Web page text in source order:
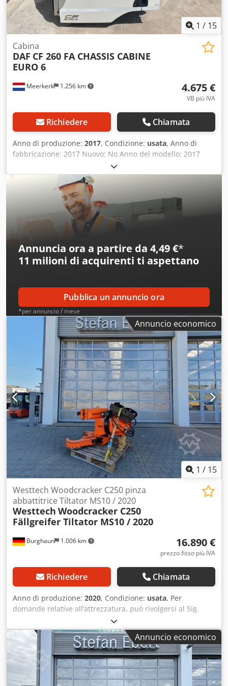
1 / 15
Meerkerk 1.256 km
Cabina
DAF CF 260 FA CHASSIS CABINE
EURO 6
4.675 €
VB più IVA
Richiedere Chiamata
Anno di produzione: 2017, Condizione: usata, Anno di
fabbricazione: 2017 Nuovo: No Anno del modello: 2017
Colore: Bianco Adatto per: DAF Dkjdjzr Ixpepfx Ai Hsr
Codice modello: 0G146736 Numero di serie: 0G146736
Annuncia ora a partire da 4,49 €*
11 milioni di acquirenti ti aspettano
Pubblica un annuncio ora
*per annuncio / mese
Annuncio economico
1 / 15
Burghaun 1.006 km
Westtech Woodcracker C250 pinza
abbattitrice Tiltator MS10 / 2020
Westtech Woodcracker C250
Fällgreifer Tiltator MS10 / 2020
16.890 €
prezzo fisso più IVA
Richiedere Chiamata
Anno di produzione: 2020, Condizione: usata, Per
domande relative all’attrezzatura, può rivolgersi al Sig.
Herden (al numero di telefono: ). Westtech Woodcracker
C250 / Tiltator / MS10 / disponibile immediatamente / anno
di fabbricazione: 2020 Dsdpsznrx Eofx Ai Hjkr Prezzo:
16.890,00 € netto / 20.099,10 € lordo - Diametro di taglio
legno tenero (mm): 300 - Diametro di taglio legno duro
(mm): 280 - Apertura pinza (mm): 930 - Apertura cesoie
(mm): 450 - Peso proprio (base – equipaggiamento
Annuncio economico